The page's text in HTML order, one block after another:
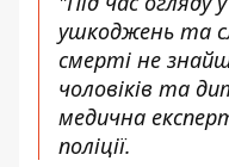
ушкоджень та
смерті не
чоловіків та
медична
поліції.